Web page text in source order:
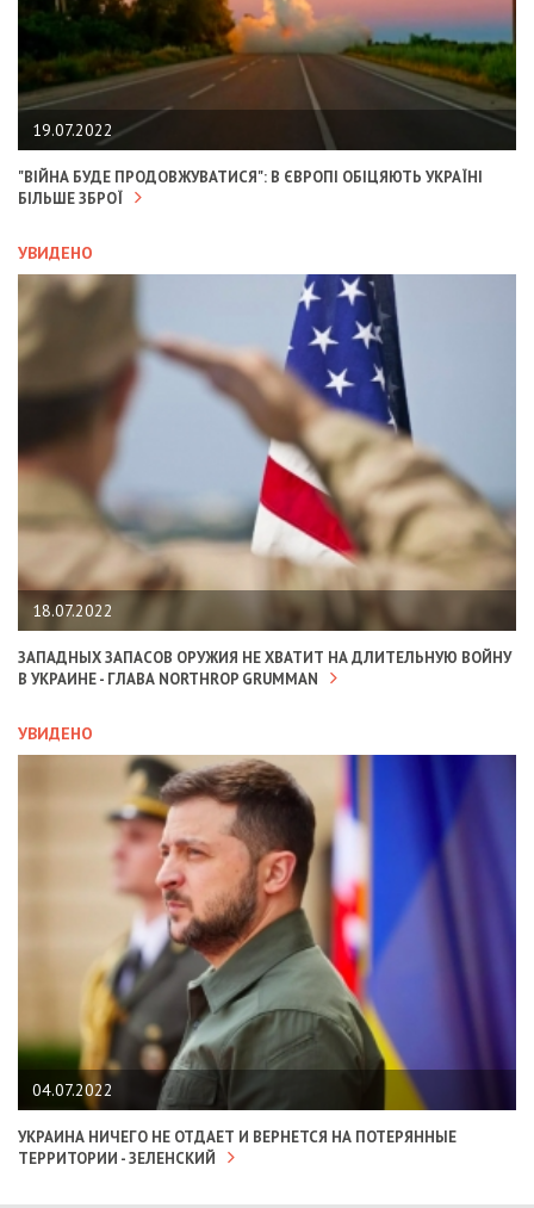
19.07.2022
"ВІЙНА БУДЕ ПРОДОВЖУВАТИСЯ": В ЄВРОПІ ОБІЦЯЮТЬ УКРАЇНІ
БІЛЬШЕ ЗБРОЇ
УВИДЕНО
18.07.2022
ЗАПАДНЫХ ЗАПАСОВ ОРУЖИЯ НЕ ХВАТИТ НА ДЛИТЕЛЬНУЮ ВОЙНУ
В УКРАИНЕ - ГЛАВА NORTHROP GRUMMAN
УВИДЕНО
04.07.2022
УКРАИНА НИЧЕГО НЕ ОТДАЕТ И ВЕРНЕТСЯ НА ПОТЕРЯННЫЕ
ТЕРРИТОРИИ - ЗЕЛЕНСКИЙ